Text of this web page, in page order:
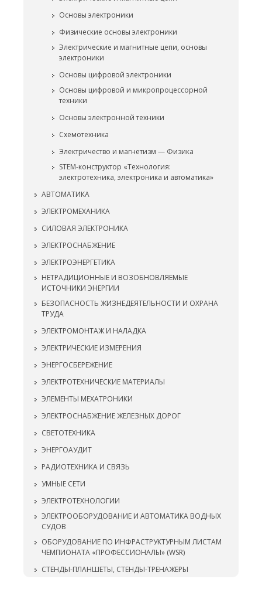
Основы электроники
Физические основы электроники
Электрические и магнитные цепи, основы
электроники
Основы цифровой электроники
Основы цифровой и микропроцессорной
техники
Основы электронной техники
Схемотехника
Электричество и магнетизм — Физика
STEM-конструктор «Технология:
электротехника, электроника и автоматика»
АВТОМАТИКА
ЭЛЕКТРОМЕХАНИКА
СИЛОВАЯ ЭЛЕКТРОНИКА
ЭЛЕКТРОСНАБЖЕНИЕ
ЭЛЕКТРОЭНЕРГЕТИКА
НЕТРАДИЦИОННЫЕ И ВОЗОБНОВЛЯЕМЫЕ
ИСТОЧНИКИ ЭНЕРГИИ
БЕЗОПАСНОСТЬ ЖИЗНЕДЕЯТЕЛЬНОСТИ И ОХРАНА
ТРУДА
ЭЛЕКТРОМОНТАЖ И НАЛАДКА
ЭЛЕКТРИЧЕСКИЕ ИЗМЕРЕНИЯ
ЭНЕРГОСБЕРЕЖЕНИЕ
ЭЛЕКТРОТЕХНИЧЕСКИЕ МАТЕРИАЛЫ
ЭЛЕМЕНТЫ МЕХАТРОНИКИ
ЭЛЕКТРОСНАБЖЕНИЕ ЖЕЛЕЗНЫХ ДОРОГ
СВЕТОТЕХНИКА
ЭНЕРГОАУДИТ
РАДИОТЕХНИКА И СВЯЗЬ
УМНЫЕ СЕТИ
ЭЛЕКТРОТЕХНОЛОГИИ
ЭЛЕКТРООБОРУДОВАНИЕ И АВТОМАТИКА ВОДНЫХ
СУДОВ
ОБОРУДОВАНИЕ ПО ИНФРАСТРУКТУРНЫМ ЛИСТАМ
ЧЕМПИОНАТА «ПРОФЕССИОНАЛЫ» (WSR)
СТЕНДЫ-ПЛАНШЕТЫ, СТЕНДЫ-ТРЕНАЖЕРЫ